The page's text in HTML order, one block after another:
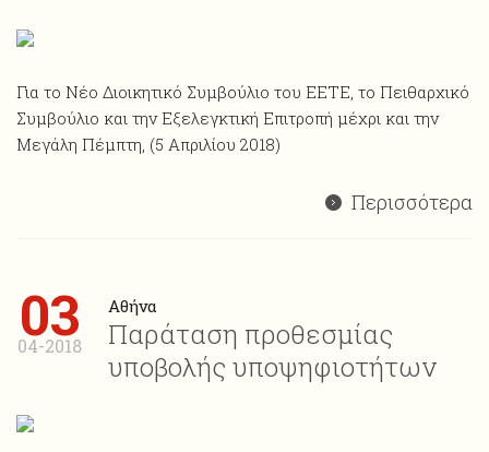
Για το Νέο Διοικητικό Συμβούλιο του ΕΕΤΕ, το Πειθαρχικό
Συμβούλιο και την Εξελεγκτική Επιτροπή μέχρι και την
Μεγάλη Πέμπτη, (5 Απριλίου 2018)
Περισσότερα
03
04-2018
Αθήνα
Παράταση προθεσμίας
υποβολής υποψηφιοτήτων